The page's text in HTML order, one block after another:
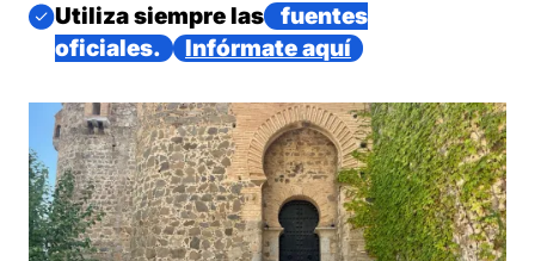
Imagen
Utiliza siempre las
fuentes
oficiales.
Infórmate aquí